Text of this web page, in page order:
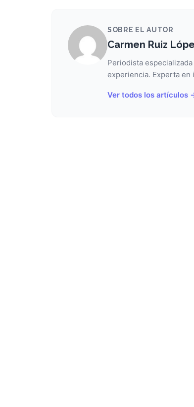
SOBRE EL AUTOR
Carmen Ruiz
Periodista
experiencia. Experta
Ver todos los artículos